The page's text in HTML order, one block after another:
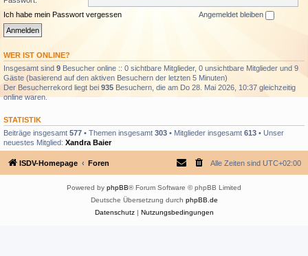
Ich habe mein Passwort vergessen
Angemeldet bleiben
WER IST ONLINE?
Insgesamt sind 9 Besucher online :: 0 sichtbare Mitglieder, 0 unsichtbare Mitglieder und 9
Gäste (basierend auf den aktiven Besuchern der letzten 5 Minuten)
Der Besucherrekord liegt bei 935 Besuchern, die am Do 28. Mai 2026, 10:37 gleichzeitig
online waren.
STATISTIK
Beiträge insgesamt 577 • Themen insgesamt 303 • Mitglieder insgesamt 613 • Unser
neuestes Mitglied: Xandra Baier
ISDV-Homepage Foren Alle Zeiten sind UTC+02:00
Powered by phpBB® Forum Software © phpBB Limited
Deutsche Übersetzung durch phpBB.de
Datenschutz| Nutzungsbedingungen